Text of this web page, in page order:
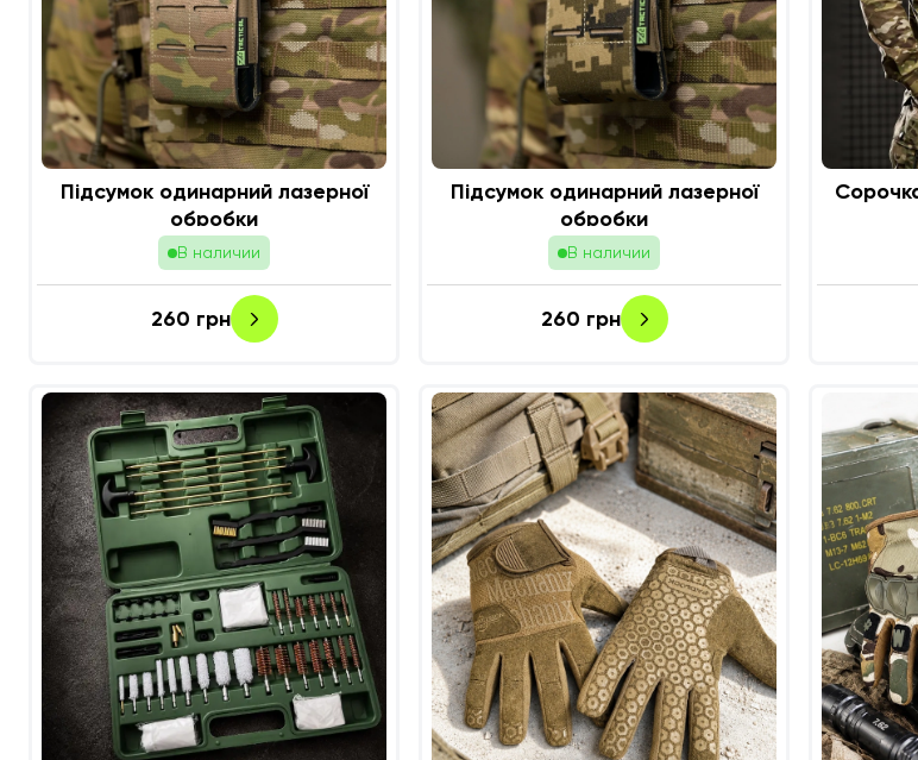
Підсумок одинарний лазерної
обробки
В наличии
260 грн
Підсумок одинарний лазерної
обробки
В наличии
260 грн